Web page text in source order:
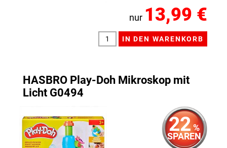
nur 13,99 €
HASBRO Play-Doh Mikroskop mit
Licht G0494
22 %
SPAREN